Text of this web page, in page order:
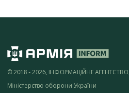
© 2018 - 2026, ІНФОРМАЦІЙНЕ АГЕНТСТВО,
Міністерство оборони України